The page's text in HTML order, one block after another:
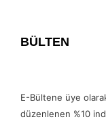
BÜLTEN
E-Bültene üye
düzenlenen %10